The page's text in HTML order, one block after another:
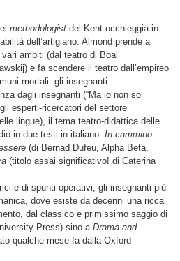
methodologist del Kent occhieggia in
dell’artigiano. Almond prende a
ambiti (dal teatro di Boal
e fa scendere il teatro dall’empireo
mortali: gli insegnanti.
dagli insegnanti (“Ma io non so
esperti-ricercatori del settore
lingue), il tema teatro-didattica delle
in due testi in italiano: In cammino
(di Bernad Dufeu, Alpha Beta,
(titolo assai significativo! di Caterina
e di spunti operativi, gli insegnanti più
dove esiste da decenni una ricca
dal classico e primissimo saggio di
Press) sino a Drama and
qualche mese fa dalla Oxford